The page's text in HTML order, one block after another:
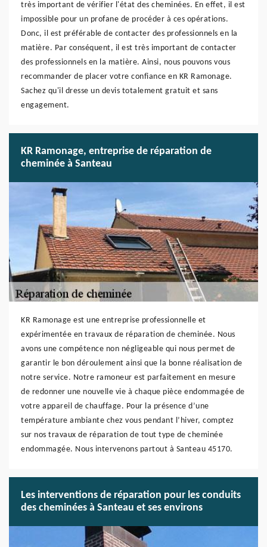
très important de vérifier l'état des cheminées. En effet, il est
impossible pour un profane de procéder à ces opérations.
Donc, il est préférable de contacter des professionnels en la
matière. Par conséquent, il est très important de contacter
des professionnels en la matière. Ainsi, nous pouvons vous
recommander de placer votre confiance en KR Ramonage.
Sachez qu'il dresse un devis totalement gratuit et sans
engagement.
KR Ramonage, entreprise de réparation de
cheminée à Santeau
KR Ramonage est une entreprise professionnelle et
expérimentée en travaux de réparation de cheminée. Nous
avons une compétence non négligeable qui nous permet de
garantir le bon déroulement ainsi que la bonne réalisation de
notre service. Notre ramoneur est parfaitement en mesure
de redonner une nouvelle vie à chaque pièce endommagée de
votre appareil de chauffage. Pour la présence d’une
température ambiante chez vous pendant l’hiver, comptez
sur nos travaux de réparation de tout type de cheminée
endommagée. Nous intervenons partout à Santeau 45170.
Les interventions de réparation pour les conduits
des cheminées à Santeau et ses environs